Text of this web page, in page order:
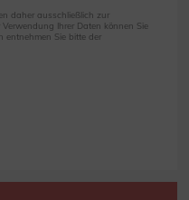
daher ausschließlich zur
Ihrer Daten können Sie
entnehmen Sie bitte der